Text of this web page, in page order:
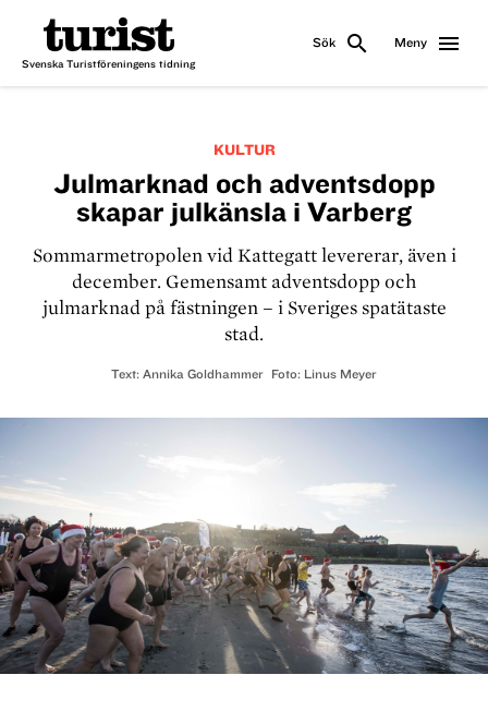
Svenska Turistföreningens tidning
Sök search Meny menu
KULTUR
Julmarknad och adventsdopp
skapar julkänsla i Varberg
Sommarmetropolen vid Kattegatt levererar, även i
december. Gemensamt adventsdopp och
julmarknad på fästningen – i Sveriges spatätaste
stad.
Text: Annika Goldhammer Foto: Linus Meyer